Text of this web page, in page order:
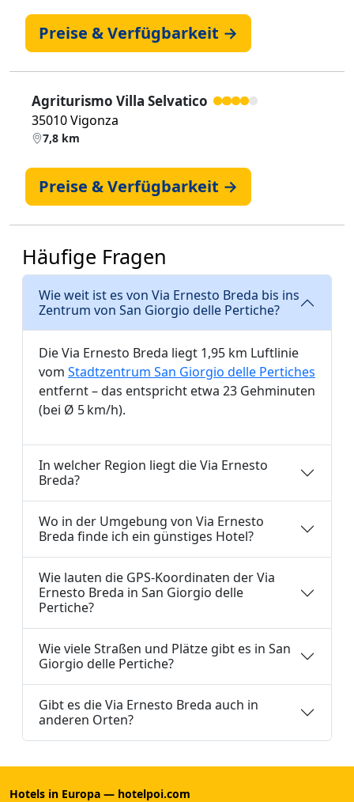
Preise & Verfügbarkeit →
Agriturismo Villa Selvatico
35010 Vigonza
7,8 km
Preise & Verfügbarkeit →
Häufige Fragen
Wie weit ist es von Via Ernesto Breda bis ins
Zentrum von San Giorgio delle Pertiche?
Die Via Ernesto Breda liegt 1,95 km Luftlinie
vom Stadtzentrum San Giorgio delle Pertiches
entfernt – das entspricht etwa 23 Gehminuten
(bei Ø 5 km/h).
In welcher Region liegt die Via Ernesto
Breda?
Wo in der Umgebung von Via Ernesto
Breda finde ich ein günstiges Hotel?
Wie lauten die GPS-Koordinaten der Via
Ernesto Breda in San Giorgio delle
Pertiche?
Wie viele Straßen und Plätze gibt es in San
Giorgio delle Pertiche?
Gibt es die Via Ernesto Breda auch in
anderen Orten?
Hotels in Europa — hotelpoi.com